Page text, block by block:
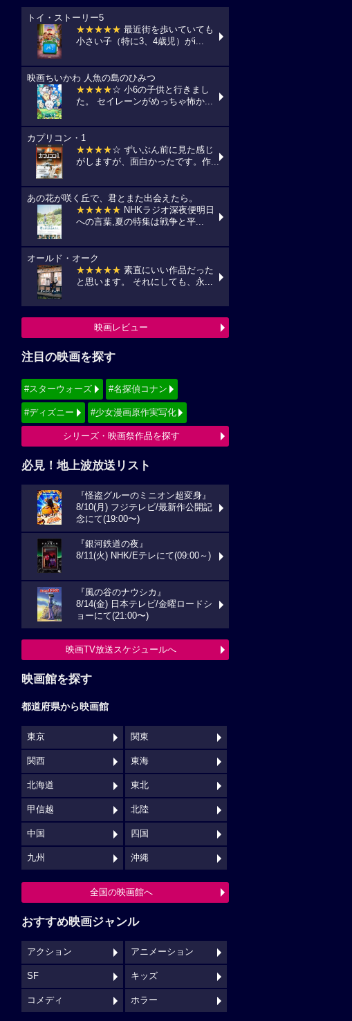
トイ・ストーリー5
★★★★★ 最近街を歩いていても
小さい子（特に3、4歳児）がi...
映画ちいかわ 人魚の島のひみつ
★★★★☆ 小6の子供と行きまし
た。 セイレーンがめっちゃ怖か...
カプリコン・1
★★★★☆ ずいぶん前に見た感じ
がしますが、面白かったです。作...
あの花が咲く丘で、君とまた出会えたら。
★★★★★ NHKラジオ深夜便明日
への言葉,夏の特集は戦争と平...
オールド・オーク
★★★★★ 素直にいい作品だった
と思います。 それにしても、永...
映画レビュー
注目の映画を探す
#スターウォーズ #名探偵コナン
#ディズニー #少女漫画原作実写化
シリーズ・映画祭作品を探す
必見！地上波放送リスト
『怪盗グルーのミニオン超変身』
8/10(月) フジテレビ/最新作公開記
念にて(19:00〜)
『銀河鉄道の夜』
8/11(火) NHK/Eテレにて(09:00～)
『風の谷のナウシカ』
8/14(金) 日本テレビ/金曜ロードシ
ョーにて(21:00〜)
映画TV放送スケジュールへ
映画館を探す
都道府県から映画館
東京 関東
関西 東海
北海道 東北
甲信越 北陸
中国 四国
九州 沖縄
全国の映画館へ
おすすめ映画ジャンル
アクション アニメーション
SF キッズ
コメディ ホラー